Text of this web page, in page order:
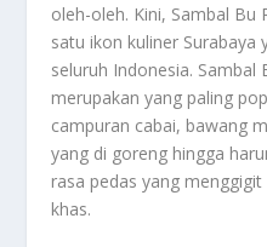
oleh-oleh. Kini, Sambal Bu
satu ikon kuliner Surabaya
seluruh Indonesia. Sambal
merupakan yang paling
campuran cabai, bawang
yang di goreng hingga
rasa pedas yang
khas.